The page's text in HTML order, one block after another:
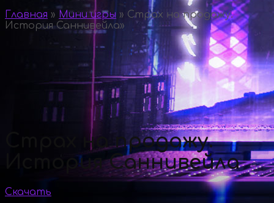
Главная » Мини игры » Страх на продажу.
История Саннивейла»
Страх на продажу.
История Саннивейла
Скачать